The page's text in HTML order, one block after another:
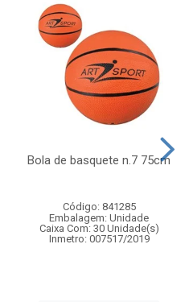
Bola de basquete n.7 75cm
Código: 841285
Embalagem: Unidade
Caixa Com: 30 Unidade(s)
Inmetro: 007517/2019